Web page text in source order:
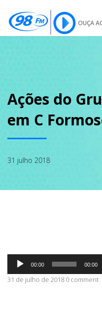
OUÇA
SOBRE
PODCAST
CONTATO
Ações do
em C
31 julho 2018
Tocador
áudio
00:00 00:00
31 de julho de 2018 0 comment